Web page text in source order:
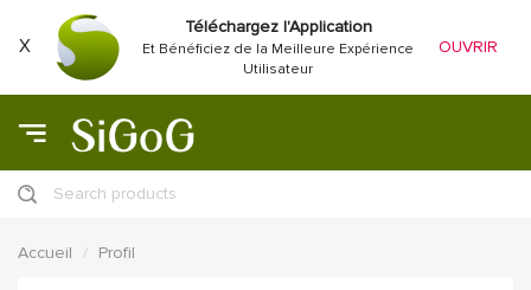
X
Téléchargez l'Application
Et Bénéficiez de la Meilleure Expérience
Utilisateur
OUVRIR
Search products
Accueil Profil